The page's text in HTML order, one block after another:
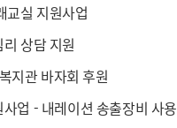
교실 지원사업
상담 지원
지관 바자회 후원
업 - 내레이션 송출장비 사용